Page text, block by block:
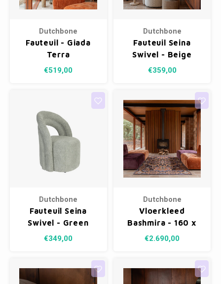
Dutchbone
Fauteuil - Giada
Terra
€519,00
Dutchbone
Fauteuil Seina
Swivel - Beige
€359,00
Dutchbone
Fauteuil Seina
Swivel - Green
€349,00
Dutchbone
Vloerkleed
Bashmira - 160 x
230 cm
€2.690,00